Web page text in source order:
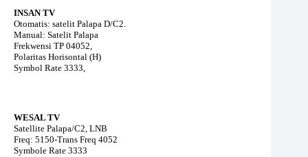
INSAN TV
Otomatis: satelit Palapa D/C2.
Manual: Satelit Palapa
Frekwensi TP 04052,
Polaritas Horisontal (H)
Symbol Rate 3333,
WESAL TV
Satellite Palapa/C2, LNB
Freq: 5150-Trans Freq 4052
Symbole Rate 3333